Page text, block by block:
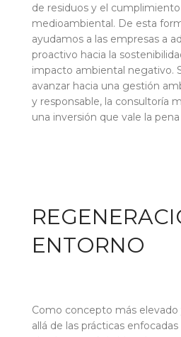
de residuos y el
medioambiental. De esta
ayudamos a las empresas a
proactivo hacia la
impacto ambiental negativo.
avanzar hacia una gestión
y responsable, la consultoría
una inversión que vale la
ENTORNO
Como concepto más elevado
allá de las prácticas